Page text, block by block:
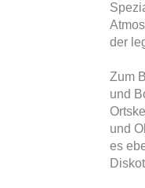
der
Zum
und
und
es